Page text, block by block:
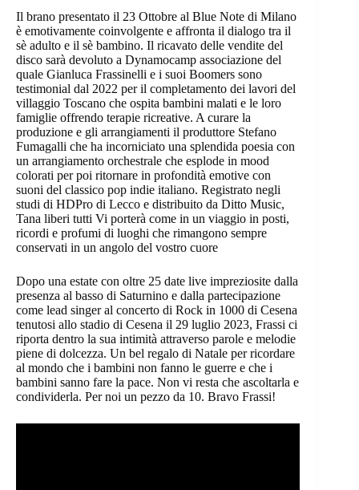
Il brano presentato il 23 Ottobre al Blue Note di Milano
è emotivamente coinvolgente e affronta il dialogo tra il
sè adulto e il sè bambino. Il ricavato delle vendite del
disco sarà devoluto a Dynamocamp associazione del
quale Gianluca Frassinelli e i suoi Boomers sono
testimonial dal 2022 per il completamento dei lavori del
villaggio Toscano che ospita bambini malati e le loro
famiglie offrendo terapie ricreative. A curare la
produzione e gli arrangiamenti il produttore Stefano
Fumagalli che ha incorniciato una splendida poesia con
un arrangiamento orchestrale che esplode in mood
colorati per poi ritornare in profondità emotive con
suoni del classico pop indie italiano. Registrato negli
studi di HDPro di Lecco e distribuito da Ditto Music,
Tana liberi tutti Vi porterà come in un viaggio in posti,
ricordi e profumi di luoghi che rimangono sempre
conservati in un angolo del vostro cuore
Dopo una estate con oltre 25 date live impreziosite dalla
presenza al basso di Saturnino e dalla partecipazione
come lead singer al concerto di Rock in 1000 di Cesena
tenutosi allo stadio di Cesena il 29 luglio 2023, Frassi ci
riporta dentro la sua intimità attraverso parole e melodie
piene di dolcezza. Un bel regalo di Natale per ricordare
al mondo che i bambini non fanno le guerre e che i
bambini sanno fare la pace. Non vi resta che ascoltarla e
condividerla. Per noi un pezzo da 10. Bravo Frassi!